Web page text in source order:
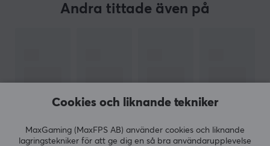
haft väldigt många år på sig att perfekta sina
produkter. Med deras erfarenhet är dom helt klart en
tangentbordsbrytare och utveckla mjukvara till sin
utveckla nya kvalitetsprodukter har dom även
Andra tittade även på
Cookies och liknande tekniker
MaxGaming (MaxFPS AB) använder cookies och liknande
lagringstekniker för att ge dig en så bra användarupplevelse